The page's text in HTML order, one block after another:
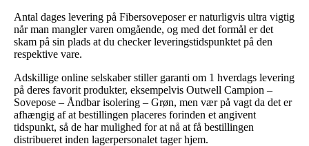
Antal dages levering på Fibersoveposer er naturligvis ultra vigtig
når man mangler varen omgående, og med det formål er det
skam på sin plads at du checker leveringstidspunktet på den
respektive vare.
Adskillige online selskaber stiller garanti om 1 hverdags levering
på deres favorit produkter, eksempelvis Outwell Campion –
Sovepose – Åndbar isolering – Grøn, men vær på vagt da det er
afhængig af at bestillingen placeres forinden et angivent
tidspunkt, så de har mulighed for at nå at få bestillingen
distribueret inden lagerpersonalet tager hjem.